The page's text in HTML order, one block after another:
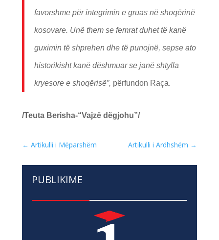
favorshme për integrimin e gruas në shoqërinë
kosovare. Unë them se femrat duhet të kanë
guximin të shprehen dhe të punojnë, sepse ato
historikisht kanë dëshmuar se janë shtylla
kryesore e shoqërisë”, përfundon Raça.
/Teuta Berisha-“Vajzë dëgjohu”/
← Artikulli i Mëparshëm Artikulli i Ardhshëm →
PUBLIKIME